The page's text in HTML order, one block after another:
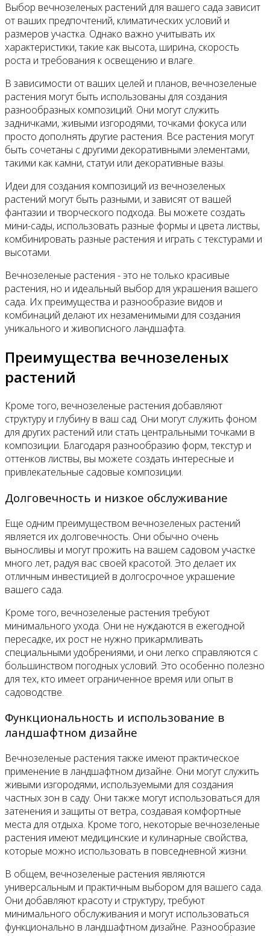
Выбор вечнозеленых растений для вашего сада зависит
от ваших предпочтений, климатических условий и
размеров участка. Однако важно учитывать их
характеристики, такие как высота, ширина, скорость
роста и требования к освещению и влаге.
В зависимости от ваших целей и планов, вечнозеленые
растения могут быть использованы для создания
разнообразных композиций. Они могут служить
задничками, живыми изгородями, точками фокуса или
просто дополнять другие растения. Все растения могут
быть сочетаны с другими декоративными элементами,
такими как камни, статуи или декоративные вазы.
Идеи для создания композиций из вечнозеленых
растений могут быть разными, и зависят от вашей
фантазии и творческого подхода. Вы можете создать
мини-сады, использовать разные формы и цвета листвы,
комбинировать разные растения и играть с текстурами и
высотами.
Вечнозеленые растения - это не только красивые
растения, но и идеальный выбор для украшения вашего
сада. Их преимущества и разнообразие видов и
комбинаций делают их незаменимыми для создания
уникального и живописного ландшафта.
Преимущества вечнозеленых
растений
Кроме того, вечнозеленые растения добавляют
структуру и глубину в ваш сад. Они могут служить фоном
для других растений или стать центральными точками в
композиции. Благодаря разнообразию форм, текстур и
оттенков листвы, вы можете создать интересные и
привлекательные садовые композиции.
Долговечность и низкое обслуживание
Еще одним преимуществом вечнозеленых растений
является их долговечность. Они обычно очень
выносливы и могут прожить на вашем садовом участке
много лет, радуя вас своей красотой. Это делает их
отличным инвестицией в долгосрочное украшение
вашего сада.
Кроме того, вечнозеленые растения требуют
минимального ухода. Они не нуждаются в ежегодной
пересадке, их рост не нужно прикармливать
специальными удобрениями, и они легко справляются с
большинством погодных условий. Это особенно полезно
для тех, кто имеет ограниченное время или опыт в
садоводстве.
Функциональность и использование в
ландшафтном дизайне
Вечнозеленые растения также имеют практическое
применение в ландшафтном дизайне. Они могут служить
живыми изгородями, используемыми для создания
частных зон в саду. Они также могут использоваться для
затенения и защиты от ветра, создавая комфортные
места для отдыха. Кроме того, некоторые вечнозеленые
растения имеют медицинские и кулинарные свойства,
которые можно использовать в повседневной жизни.
В общем, вечнозеленые растения являются
универсальным и практичным выбором для вашего сада.
Они добавляют красоту и структуру, требуют
минимального обслуживания и могут использоваться
функционально в ландшафтном дизайне. Разнообразие